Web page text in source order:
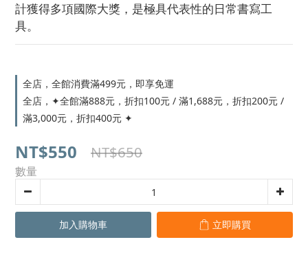
計獲得多項國際大獎，是極具代表性的日常書寫工
具。
全店，全館消費滿499元，即享免運
全店，✦全館滿888元，折扣100元 / 滿1,688元，折扣200元 /
滿3,000元，折扣400元 ✦
NT$550 NT$650
數量
加入購物車 立即購買